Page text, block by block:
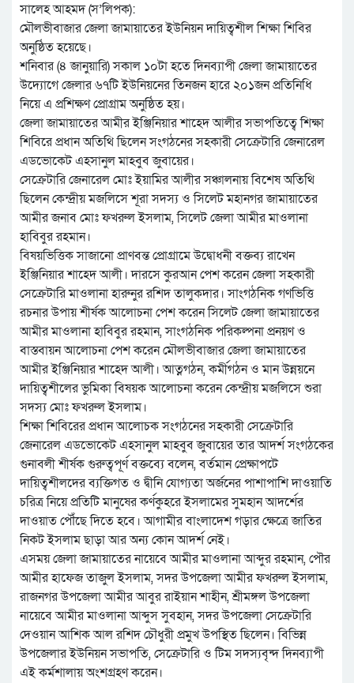
সালেহ আহমদ (স’লিপক):
মৌলভীবাজার জেলা জামায়াতের ইউনিয়ন দায়িত্বশীল শিক্ষা শিবির
অনুষ্ঠিত হয়েছে।
শনিবার (৪ জানুয়ারি) সকাল ১০টা হতে দিনব্যাপী জেলা জামায়াতের
উদ্যোগে জেলার ৬৭টি ইউনিয়নের তিনজন হারে ২০১জন প্রতিনিধি
নিয়ে এ প্রশিক্ষণ প্রোগ্রাম অনুষ্ঠিত হয়।
জেলা জামায়াতের আমীর ইঞ্জিনিয়ার শাহেদ আলীর সভাপতিত্বে শিক্ষা
শিবিরে প্রধান অতিথি ছিলেন সংগঠনের সহকারী সেক্রেটারি জেনারেল
এডভোকেট এহসানুল মাহবুব জুবায়ের।
সেক্রেটারি জেনারেল মোঃ ইয়ামির আলীর সঞ্চালনায় বিশেষ অতিথি
ছিলেন কেন্দ্রীয় মজলিসে শূরা সদস্য ও সিলেট মহানগর জামায়াতের
আমীর জনাব মোঃ ফখরুল ইসলাম, সিলেট জেলা আমীর মাওলানা
হাবিবুর রহমান।
বিষয়ভিত্তিক সাজানো প্রাণবন্ত প্রোগ্রামে উদ্বোধনী বক্তব্য রাখেন
ইঞ্জিনিয়ার শাহেদ আলী। দারসে কুরআন পেশ করেন জেলা সহকারী
সেক্রেটারি মাওলানা হারুনুর রশিদ তালুকদার। সাংগঠনিক গণভিত্তি
রচনার উপায় শীর্ষক আলোচনা পেশ করেন সিলেট জেলা জামায়াতের
আমীর মাওলানা হাবিবুর রহমান, সাংগঠনিক পরিকল্পনা প্রনয়ণ ও
বাস্তবায়ন আলোচনা পেশ করেন মৌলভীবাজার জেলা জামায়াতের
আমীর ইঞ্জিনিয়ার শাহেদ আলী। আত্নগঠন, কর্মীগঠন ও মান উন্নয়নে
দায়িত্বশীলের ভুমিকা বিষয়ক আলোচনা করেন কেন্দ্রীয় মজলিসে শুরা
সদস্য মোঃ ফখরুল ইসলাম।
শিক্ষা শিবিরের প্রধান আলোচক সংগঠনের সহকারী সেক্রেটারি
জেনারেল এডভোকেট এহসানুল মাহবুব জুবায়ের তার আদর্শ সংগঠকের
গুনাবলী শীর্ষক গুরুত্বপূর্ণ বক্তব্যে বলেন, বর্তমান প্রেক্ষাপটে
দায়িত্বশীলদের ব্যক্তিগত ও দ্বীনি যোগ্যতা অর্জনের পাশাপাশি দাওয়াতি
চরিত্র নিয়ে প্রতিটি মানুষের কর্ণকুহরে ইসলামের সুমহান আদর্শের
দাওয়াত পৌঁছে দিতে হবে। আগামীর বাংলাদেশ গড়ার ক্ষেত্রে জাতির
নিকট ইসলাম ছাড়া আর অন্য কোন আদর্শ নেই।
এসময় জেলা জামায়াতের নায়েবে আমীর মাওলানা আব্দুর রহমান, পৌর
আমীর হাফেজ তাজুল ইসলাম, সদর উপজেলা আমীর ফখরুল ইসলাম,
রাজনগর উপজেলা আমীর আবুর রাইয়ান শাহীন, শ্রীমঙ্গল উপজেলা
নায়েবে আমীর মাওলানা আব্দুস সুবহান, সদর উপজেলা সেক্রেটারি
দেওয়ান আশিক আল রশিদ চৌধুরী প্রমুখ উপস্থিত ছিলেন। বিভিন্ন
উপজেলার ইউনিয়ন সভাপতি, সেক্রেটারি ও টিম সদস্যবৃন্দ দিনব্যাপী
এই কর্মশালায় অংশগ্রহণ করেন।